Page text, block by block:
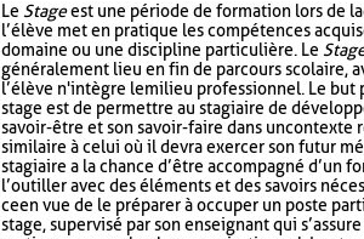
Le Stageest une période de formation lors de
l’élève met en pratique les compétences
domaine ou une discipline particulière. Le
généralement lieu en fin de parcours scolaire,
l’élève n'intègre le milieu professionnel. Le but
stage est de permettre au stagiaire de
savoir-être et son savoir-faire dans un contexte
similaire à celui où il devra exercer son futur
stagiaire a la chance d’être accompagné d’un
l’outiller avec des éléments et des savoirs
ce en vue de le préparer à occuper un poste
stage, supervisé par son enseignant qui